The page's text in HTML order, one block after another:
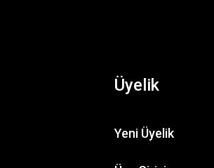
Üyelik
Yeni Üyelik